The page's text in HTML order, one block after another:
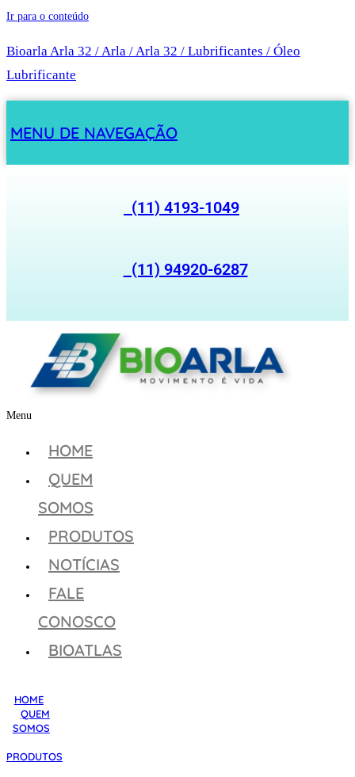
Ir para o conteúdo
Bioarla Arla 32 / Arla / Arla 32 / Lubrificantes / Óleo
Lubrificante
MENU DE NAVEGAÇÃO
(11) 4193-1049
(11) 94920-6287
Menu
HOME
QUEM
SOMOS
PRODUTOS
NOTÍCIAS
FALE
CONOSCO
BIOATLAS
HOME
QUEM
SOMOS
PRODUTOS